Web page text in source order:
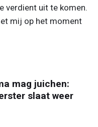
verdient uit te komen.
mij op het moment
mag juichen:
slaat weer